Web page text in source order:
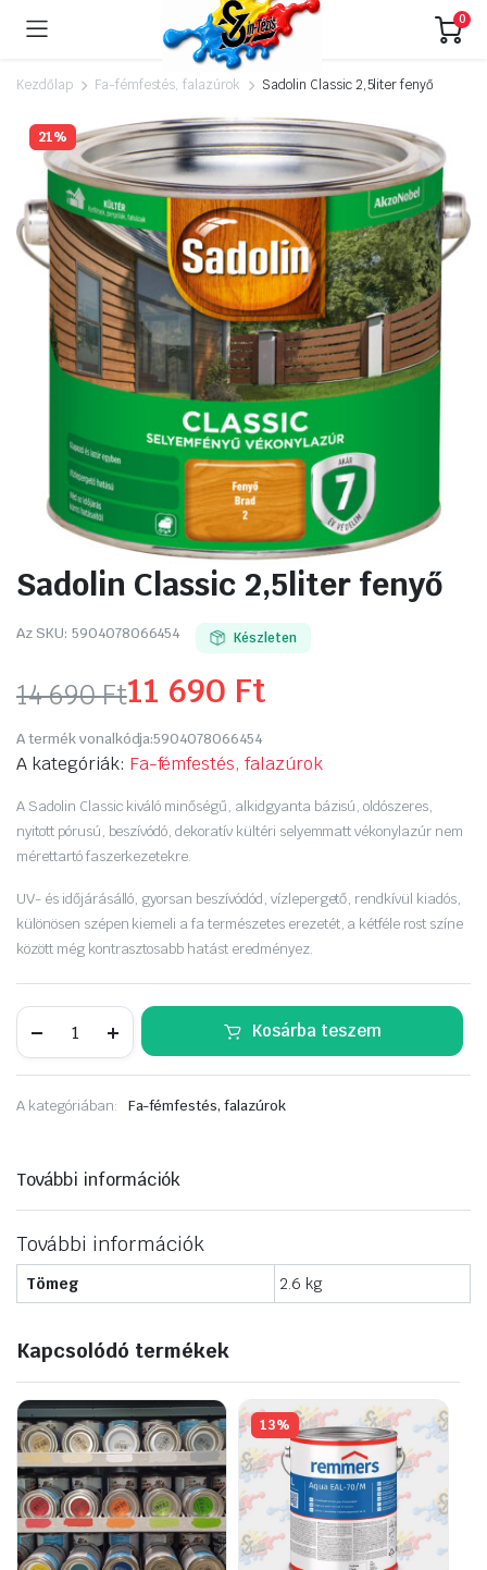
0
Kezdőlap Fa-fémfestés, falazúrok Sadolin Classic 2,5liter fenyő
21%
Sadolin Classic 2,5liter fenyő
Az SKU: 5904078066454 Készleten
14 690Ft
Original
price
was:
14
690 Ft.
11 690 Ft
Current
price
is:
11
690 Ft.
A termék vonalkódja:5904078066454
A kategóriák: Fa-fémfestés, falazúrok
A Sadolin Classic kiváló minőségű, alkidgyanta bázisú, oldószeres,
nyitott pórusú, beszívódó, dekoratív kültéri selyemmatt vékonylazúr nem
mérettartó faszerkezetekre.
UV- és időjárásálló, gyorsan beszívódód, vízlepergető, rendkívül kiadós,
különösen szépen kiemeli a fa természetes erezetét, a kétféle rost színe
között még kontrasztosabb hatást eredményez.
Classic
fenyő
Kosárba teszem
A kategóriában: Fa-fémfestés, falazúrok
További információk
További információk
Tömeg 2.6 kg
Kapcsolódó termékek
13%